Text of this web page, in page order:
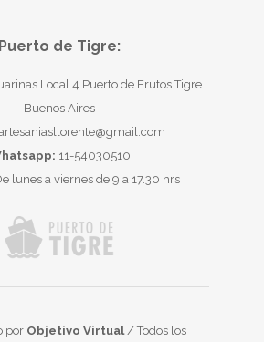
Puerto de Tigre:
Local 4 Puerto de Frutos Tigre
Buenos Aires
11-54030510
lunes a viernes de 9 a 17.30 hrs
por Objetivo Virtual/ Todos los